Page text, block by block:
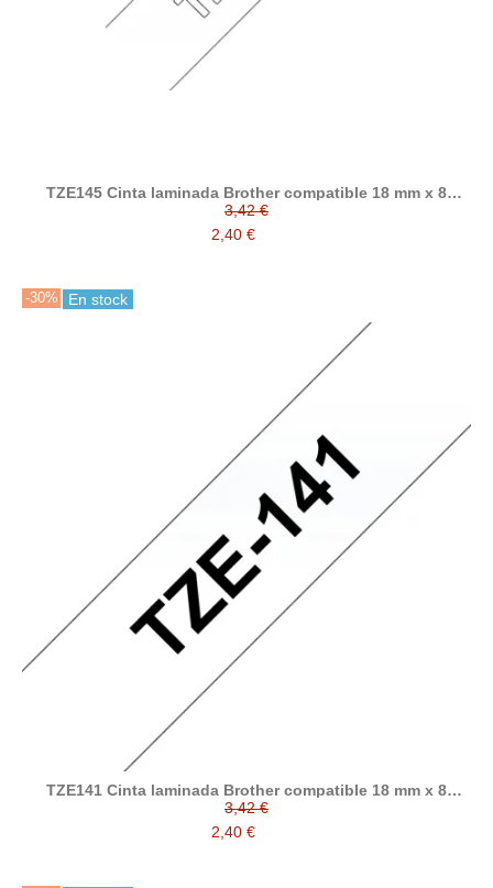
TZE145 Cinta laminada Brother compatible 18 mm x 8
metros
3,42 €
2,40 €
-30% En stock
TZE141 Cinta laminada Brother compatible 18 mm x 8
metros
3,42 €
2,40 €